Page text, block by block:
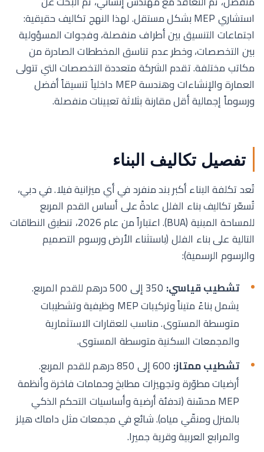
استشاري MEP بشكل مستقل. لهذا النهج تكاليف حقيقية:
اجتماعات التنسيق بين أطراف منفصلة، وفجوات المسؤولية
بين التخصصات، وخطر عدم تناسق المخططات الصادرة من
مكاتب مختلفة. تقدم الشركة متعددة التخصصات التي تتولى
العمارة والإنشاءات وهندسة MEP داخلياً تنسيقاً أفضل
ورسوماً إجمالية أقل مقارنة بثلاثة تعيينات منفصلة.
تفصيل تكاليف البناء
تُعد تكلفة البناء أكبر بند منفرد في أي ميزانية فيلا. في دبي،
تُسعّر تكاليف بناء الفلل عادةً على أساس القدم المربع
للمساحة المبنية (BUA). اعتباراً من عام 2026، تنطبق النطاقات
التالية على بناء الفلل (باستثناء الأرض ورسوم التصميم
والرسوم الرسمية):
تشطيب قياسي:
350 إلى 500 درهم للقدم المربع.
يشمل بناءً متيناً وتركيبات MEP وظيفية وتشطيبات
متوسطة المستوى. مناسب للعقارات الاستثمارية
والمجمعات السكنية متوسطة المستوى.
تشطيب ممتاز:
600 إلى 850 درهم للقدم المربع.
أرضيات مطوّرة وتجهيزات مطابخ وحمامات فاخرة وأنظمة
MEP محسّنة (تدفئة أرضية وأساسيات التحكم الذكي
بالمنزل ومنقّي مياه). شائع في مجمعات مثل داماك هيلز
والمرابع العربية وقرية جميرا.